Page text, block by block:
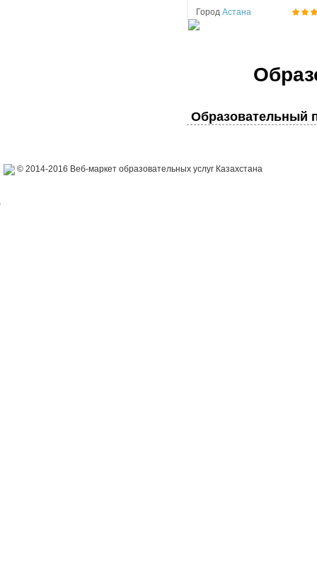
Город Астана
Образовательный
© 2014-2016 Веб-маркет образовательных услуг Казахстана